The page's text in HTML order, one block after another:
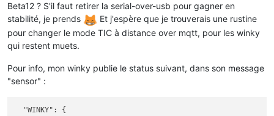
Beta12 ? S'il faut retirer la serial-over-usb pour gagner en
stabilité, je prends
Et j'espère que je trouverais une rustine
pour changer le mode TIC à distance over mqtt, pour les winky
qui restent muets.
Pour info, mon winky publie le status suivant, dans son message
"sensor" :
"WINKY":
{